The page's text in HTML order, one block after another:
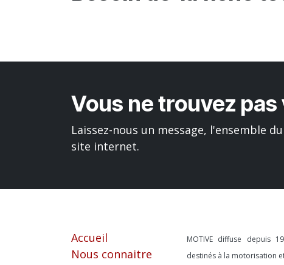
Vous ne trouvez
Laissez-nous un message, l'ensemble
site internet.
Accueil
Nous connaitre
MOTIVE diffuse depuis
destinés à la motorisation